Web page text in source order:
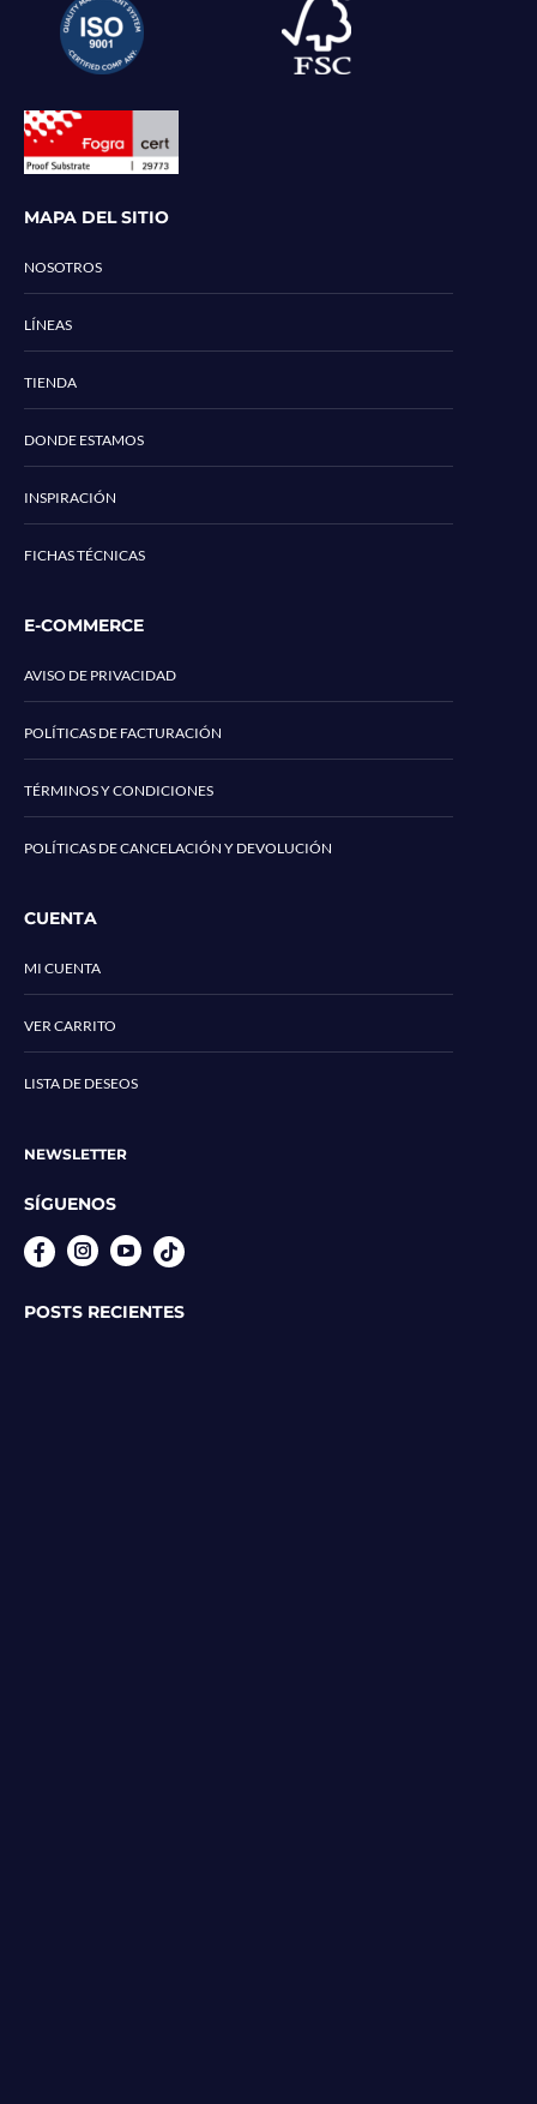
MAPA DEL SITIO
NOSOTROS
LÍNEAS
TIENDA
DONDE ESTAMOS
INSPIRACIÓN
FICHAS TÉCNICAS
E-COMMERCE
AVISO DE PRIVACIDAD
POLÍTICAS DE FACTURACIÓN
TÉRMINOS Y CONDICIONES
POLÍTICAS DE CANCELACIÓN Y DEVOLUCIÓN
CUENTA
MI CUENTA
VER CARRITO
LISTA DE DESEOS
NEWSLETTER
SÍGUENOS
InstagramYouTube
POSTS RECIENTES